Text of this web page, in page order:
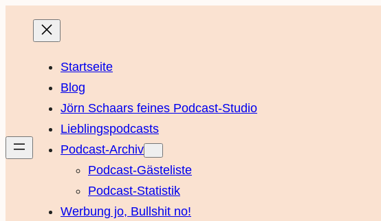
Startseite
Blog
Jörn Schaars feines Podcast-Studio
Lieblingspodcasts
Podcast-Archiv
Podcast-Gästeliste
Podcast-Statistik
Werbung jo, Bullshit no!